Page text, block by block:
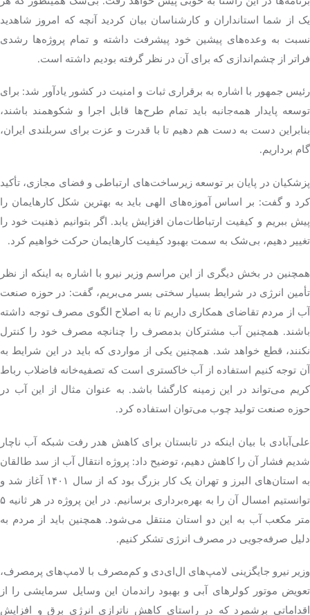
یک از شما استانداران و کارشناسان بیان کردید آنچه که امروز شاهدید
نسبت به وعده‌های پیشین خود پیشرفت داشته و تمام پروژه‌ها رشدی
فراتر از چشم‌اندازی که برای آن در نظر گرفته بودیم داشته است.
رئیس جمهور با اشاره به برقراری ثبات و امنیت در کشور یادآور شد: برای
توسعه پایدار همه‌جانبه باید تمام طرح‌ها قابل اجرا و شکوهمند باشند،
بنابراین دست به دست هم دهیم تا با قدرت و عزت برای سربلندی ایران،
گام برداریم.
پزشکیان در پایان بر توسعه زیرساخت‌های ارتباطی و فضای مجازی، تأکید
کرد و گفت: بر اساس آموزه‌های الهی باید به بهترین شکل کارهایمان را
پیش ببریم و کیفیت ارتباطات‌مان افزایش یابد. اگر بتوانیم ذهنیت خود را
تغییر دهیم، بی‌شک به سمت بهبود کیفیت کارهایمان حرکت خواهیم کرد.
همچنین در بخش دیگری از این مراسم وزیر نیرو با اشاره به اینکه از نظر
تأمین انرژی در شرایط بسیار سختی بسر می‌بریم، گفت: در حوزه صنعت
آب از مردم تقاضای همکاری داریم تا به اصلاح الگوی مصرف توجه داشته
باشند. همچنین آب مشترکان بدمصرف را چنانچه مصرف خود را کنترل
نکنند، قطع خواهد شد. همچنین یکی از مواردی که باید در این شرایط به
آن توجه کنیم استفاده از آب خاکستری است که تصفیه‌خانه فاضلاب رباط
کریم می‌تواند در این زمینه کارگشا باشد. به عنوان مثال از این آب در
حوزه صنعت تولید چوب می‌توان استفاده کرد.
علی‌آبادی با بیان اینکه در تابستان برای کاهش هدر رفت شبکه آب ناچار
شدیم فشار آن را کاهش دهیم، توضیح داد: پروژه انتقال آب از سد طالقان
به استان‌های البرز و تهران یک کار بزرگ بود که از سال ۱۴۰۱ آغاز شد و
توانستیم امسال آن را به بهره‌برداری برسانیم. در این پروژه در هر ثانیه ۵
متر مکعب آب به این دو استان منتقل می‌شود. همچنین باید از مردم به
دلیل صرفه‌جویی در مصرف انرژی تشکر کنیم.
وزیر نیرو جایگزینی لامپ‌های ال‌ای‌دی و کم‌مصرف با لامپ‌های پرمصرف،
تعویض موتور کولرهای آبی و بهبود راندمان این وسایل سرمایشی را از
اقداماتی برشمرد که در راستای کاهش ناترازی انرژی برق و افزایش